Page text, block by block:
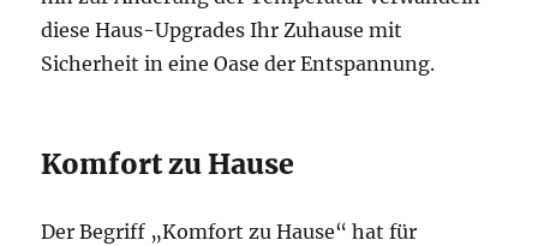
t
diese Haus-Upgrades Ihr Zuhause mit
Sicherheit in eine Oase der Entspannung.
Komfort zu Hause
Der Begriff „Komfort zu Hause“ hat für